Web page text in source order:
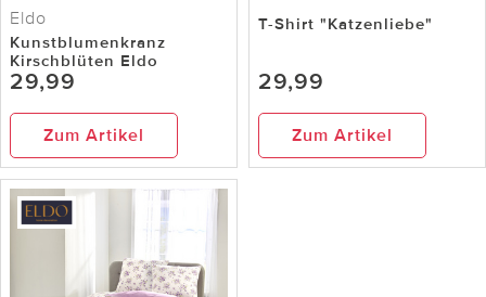
Eldo
Kunstblumenkranz
Kirschblüten Eldo
29,99
Zum Artikel
T-Shirt "Katzenliebe"
29,99
Zum Artikel